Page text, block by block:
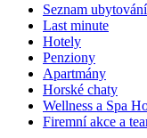
Seznam ubytování
Last minute
Hotely
Penziony
Apartmány
Horské chaty
Wellness a Spa
Firemní akce a